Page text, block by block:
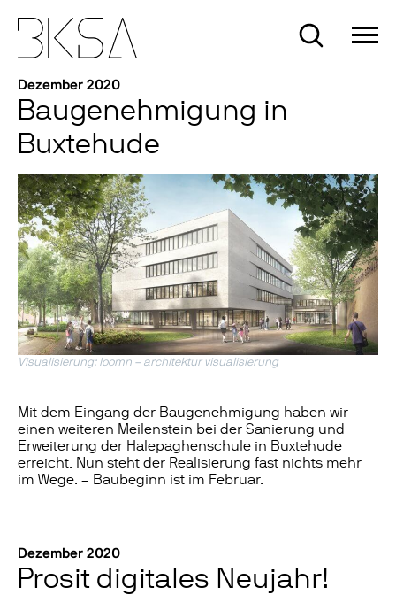
content
Suche
News
Dezember 2020
Baugenehmigung in
Buxtehude
Visualisierung: loomn – architektur visualisierung
Mit dem Eingang der Baugenehmigung haben wir
einen weiteren Meilenstein bei der Sanierung und
Erweiterung der Halepaghenschule in Buxtehude
erreicht. Nun steht der Realisierung fast nichts mehr
im Wege. – Baubeginn ist im Februar.
Dezember 2020
Prosit digitales Neujahr!